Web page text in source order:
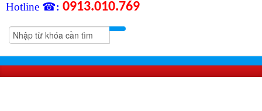
Hotline ☎: 0913.010.769